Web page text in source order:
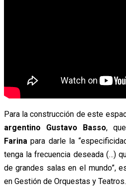
Para la construcción de este
argentino Gustavo Basso,
Farina para darle la
tenga la frecuencia deseada (…)
de grandes salas en el mundo”,
en Gestión de Orquestas y Teatros.